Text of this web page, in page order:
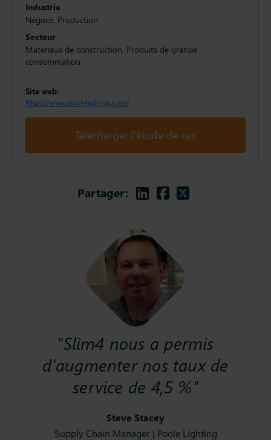
Steve Stacey
Supply Chain Manager | Poole Lighting
"Slim4 nous a permis
d'augmenter nos taux de
service de 4,5 %"
Industrie
Négoce, Production
Secteur
Materiaux de construction, Produits de grande
consommation
Site web:
https://www.poolelighting.com/
Télécharger l'étude de cas
Partager: Linkedin
Facebook
Twitter